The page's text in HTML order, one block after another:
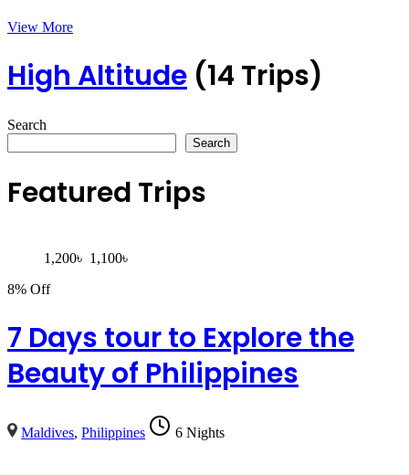
View More
High Altitude (14 Trips)
Search
Search
Featured Trips
1,200৳ 1,100৳
8% Off
7 Days tour to Explore the
Beauty of Philippines
Maldives,Philippines 6 Nights